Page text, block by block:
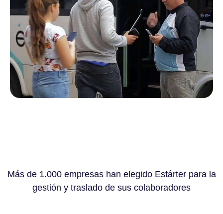
Más de 1.000 empresas han elegido Estárter para la
gestión y traslado de sus colaboradores